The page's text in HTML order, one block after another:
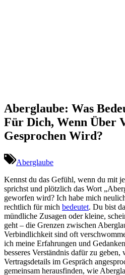
Aberglaube: Was
Für Dich, Wenn Über
Gesprochen Wird?
Aberglaube
Kennst du das Gefühl, wenn du mit
sprichst und plötzlich das Wort
geworfen wird? Ich habe mich
rechtlich für mich bedeutet. Du bist da
mündliche Zusagen oder kleine,
geht – die Grenzen zwischen
Verbindlichkeit sind oft
ich meine Erfahrungen und
besseres Verständnis dafür zu geben,
Vertragsdetails im Gespräch
gemeinsam herausfinden, wie